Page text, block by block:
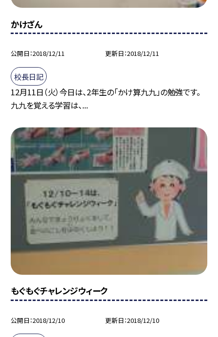
かけざん
公開日 2018/12/11 更新日 2018/12/11
校長日記
12月11日（火）今日は、2年生の「かけ算九九」の勉強です。
九九を覚える学習は、...
もぐもぐチャレンジウィーク
公開日 2018/12/10 更新日 2018/12/10